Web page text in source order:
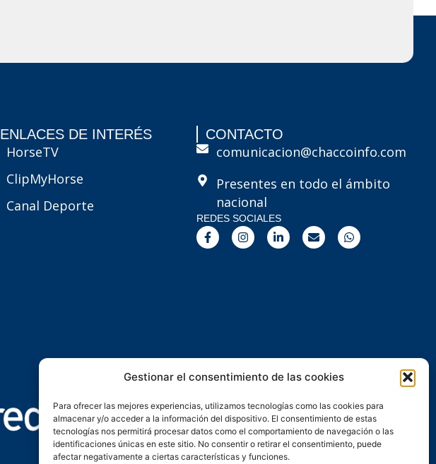
Gestionar el consentimiento de las cookies
Para ofrecer las mejores experiencias, utilizamos tecnologías como las cookies para
almacenar y/o acceder a la información del dispositivo. El consentimiento de estas
tecnologías nos permitirá procesar datos como el comportamiento de navegación o las
identificaciones únicas en este sitio. No consentir o retirar el consentimiento, puede
afectar negativamente a ciertas características y funciones.
ENLACES DE INTERÉS
HorseTV
ClipMyHorse
Canal Deporte
CONTACTO
comunicacion@chaccoinfo.com
Presentes en todo el ámbito
nacional
REDES SOCIALES
F
a
c
I
n
s
L
i
n
E
n
v
W
h
a